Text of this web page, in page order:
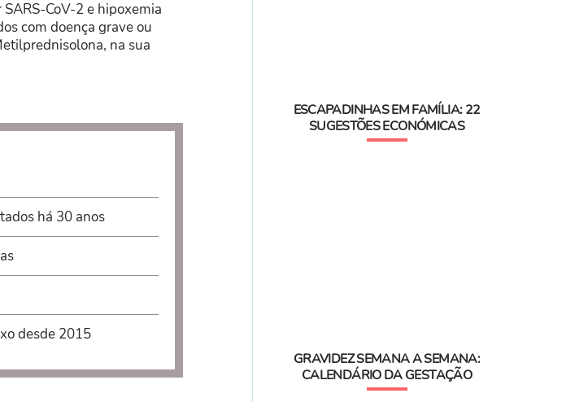
CoV-2 e hipoxemia
com doença grave ou
na sua
há 30 anos
desde 2015
ESCAPADINHAS EM FAMÍLIA: 22
SUGESTÕES ECONÓMICAS
GRAVIDEZ SEMANA A SEMANA:
CALENDÁRIO DA GESTAÇÃO